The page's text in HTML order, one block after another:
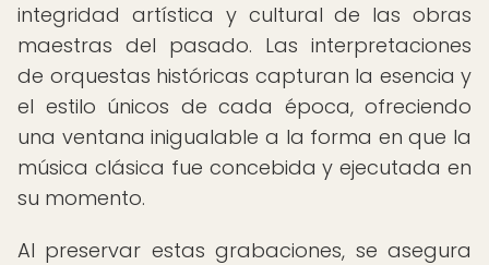
integridad artística y cultural de las obras
maestras del pasado. Las interpretaciones
de orquestas históricas capturan la esencia y
el estilo únicos de cada época, ofreciendo
una ventana inigualable a la forma en que la
música clásica fue concebida y ejecutada en
su momento.
Al preservar estas grabaciones, se asegura